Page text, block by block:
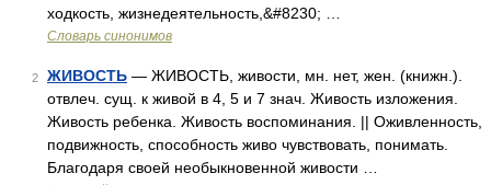
ходкость, жизнедеятельность,&#8230; …
Словарь синонимов
2 ЖИВОСТЬ — ЖИВОСТЬ, живости, мн. нет, жен. (книжн.).
отвлеч. сущ. к живой в 4, 5 и 7 знач. Живость изложения.
Живость ребенка. Живость воспоминания. || Оживленность,
подвижность, способность живо чувствовать, понимать.
Благодаря своей необыкновенной живости …